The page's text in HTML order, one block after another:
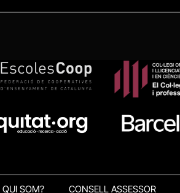
QUI SOM? CONSELL ASSESSOR